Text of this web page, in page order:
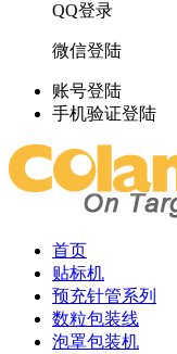
QQ登录
微信登陆
账号登陆
手机验证登陆
首页
贴标机
预充针管系列
数粒包装线
泡罩包装机